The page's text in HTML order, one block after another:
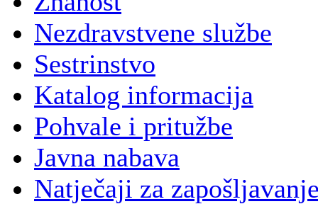
Nezdravstvene službe
Sestrinstvo
Katalog informacija
Pohvale i pritužbe
Javna nabava
Natječaji za